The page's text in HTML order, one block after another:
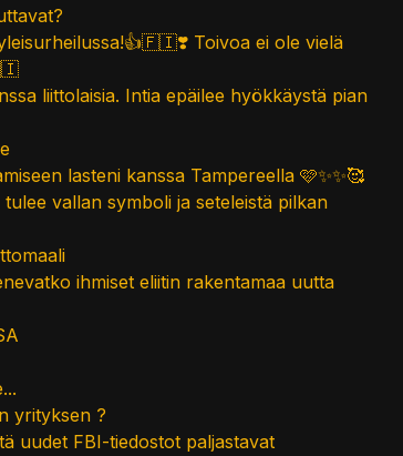
Toivoa ei ole vielä
liittolaisia. Intia epäilee hyökkäystä pian
lasteni kanssa Tampereella 🩷✨✨🥰
vallan symboli ja seteleistä pilkan
ihmiset eliitin rakentamaa uutta
yrityksen ?
uudet FBI-tiedostot paljastavat